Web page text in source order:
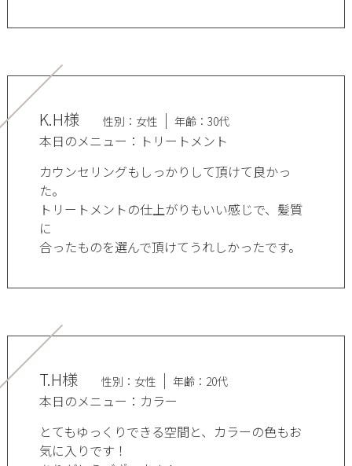
K.H様 性別：女性 年齢：30代
本日のメニュー：トリートメント
カウンセリングもしっかりして頂けて良かっ
た。
トリートメントの仕上がりもいい感じで、髪質
に
合ったものを選んで頂けてうれしかったです。
T.H様 性別：女性 年齢：20代
本日のメニュー：カラー
とてもゆっくりできる空間と、カラーの色もお
気に入りです！